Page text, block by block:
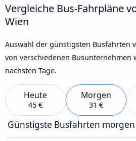
Vergleiche Bus-Fahrpläne
Wien
Auswahl der günstigsten Busfahrten
von verschiedenen Busunternehmen
nächsten Tage.
Heute
45 €
Morgen
31 €
Günstigste Busfahrten morgen